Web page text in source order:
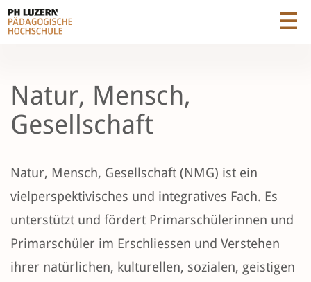
Natur, Mensch,
Gesellschaft
Natur, Mensch, Gesellschaft (NMG) ist ein
vielperspektivisches und integratives Fach. Es
unterstützt und fördert Primarschülerinnen und
Primarschüler im Erschliessen und Verstehen
ihrer natürlichen, kulturellen, sozialen, geistigen